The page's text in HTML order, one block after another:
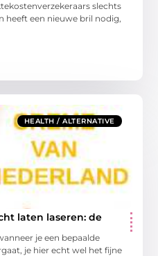
slechts
heeft een nieuwe bril nodig,
HEALTH / ALTERNATIVE
laten laseren: de
je een bepaalde
je hier echt wel het fijne